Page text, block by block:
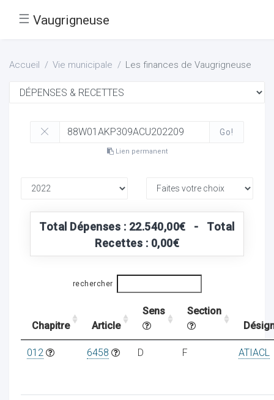
☰ Vaugrigneuse
Accueil Vie municipale Les finances de Vaugrigneuse
Go!
Lien permanent
Total Dépenses : 22.540,00€ - Total
Recettes : 0,00€
rechercher
Chapitre Article
Sens
Section
012 6458 D F ATIACL